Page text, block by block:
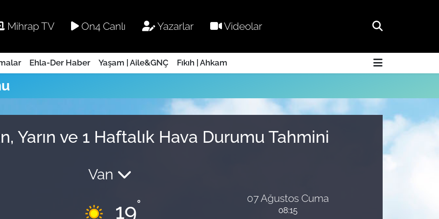
Mihrap TV On4 Canlı Yazarlar Videolar
Ehla-Der Haber Yaşam | Aile&GNÇ Fıkıh | Ahkam
Yarın ve 1 Haftalık Hava Durumu Tahmini
Van
19° 07 Ağustos Cuma
08:15